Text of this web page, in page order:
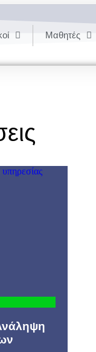
Μαθητές